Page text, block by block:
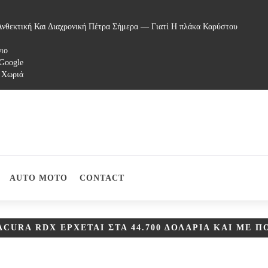
Και Διαχρονική Πέτρα Σήμερα — Γιατί Η πλάκα Καρύστου
AUTO MOTO CONTACT
RDX ΈΡΧΕΤΑΙ ΣΤΑ 44.700 ΔΟΛΆΡΙΑ ΚΑΙ ΜΕ